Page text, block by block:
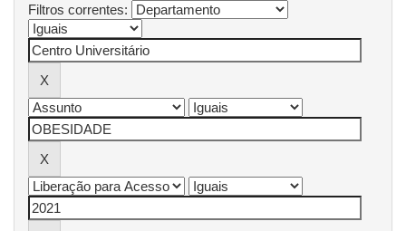
Filtros correntes: